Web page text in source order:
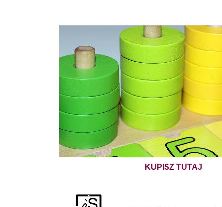
KUPISZ TUTAJ